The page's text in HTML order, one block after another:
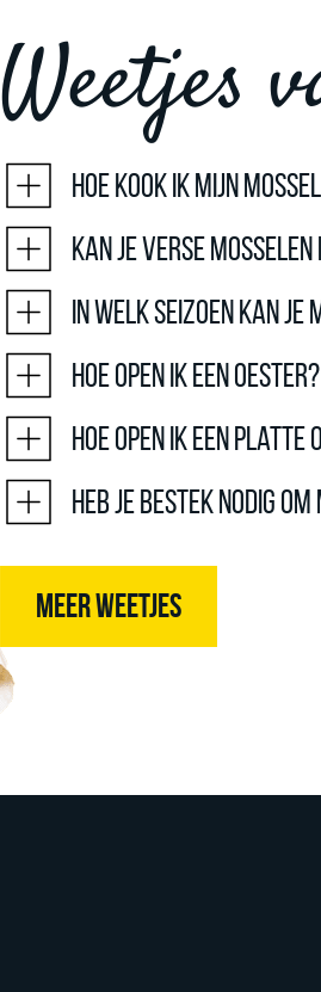
Weetjes
Hoe kook ik mijn
Kan je verse
In welk seizoen kan je
Hoe open ik een oester?
Hoe open ik een platte
Heb je bestek nodig
MEER WEETJES